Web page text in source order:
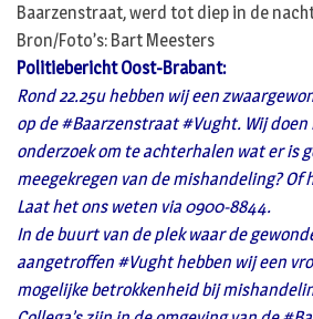
Baarzenstraat, werd tot diep in de
Bron/Foto’s: Bart Meesters
Politiebericht Oost-Brabant:
Rond 22.25u hebben wij een
op de #Baarzenstraat #Vught. Wij
onderzoek om te achterhalen wat er is
meegekregen van de mishandeling? Of
Laat het ons weten via 0900-8844.
In de buurt van de plek waar de
aangetroffen #Vught hebben wij een
mogelijke betrokkenheid bij